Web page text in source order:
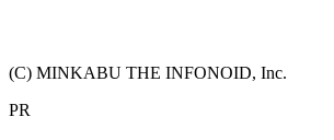
(C) MINKABU THE INFONOID, Inc.
PR